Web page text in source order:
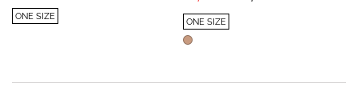
ONE SIZE
ONE SIZE